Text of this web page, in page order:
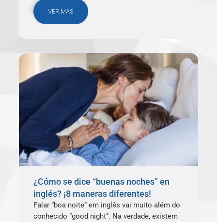
VER MÁS
¿Cómo se dice “buenas noches” en
inglés? ¡8 maneras diferentes!
Falar “boa noite” em inglês vai muito além do
conhecido “good night”. Na verdade, existem